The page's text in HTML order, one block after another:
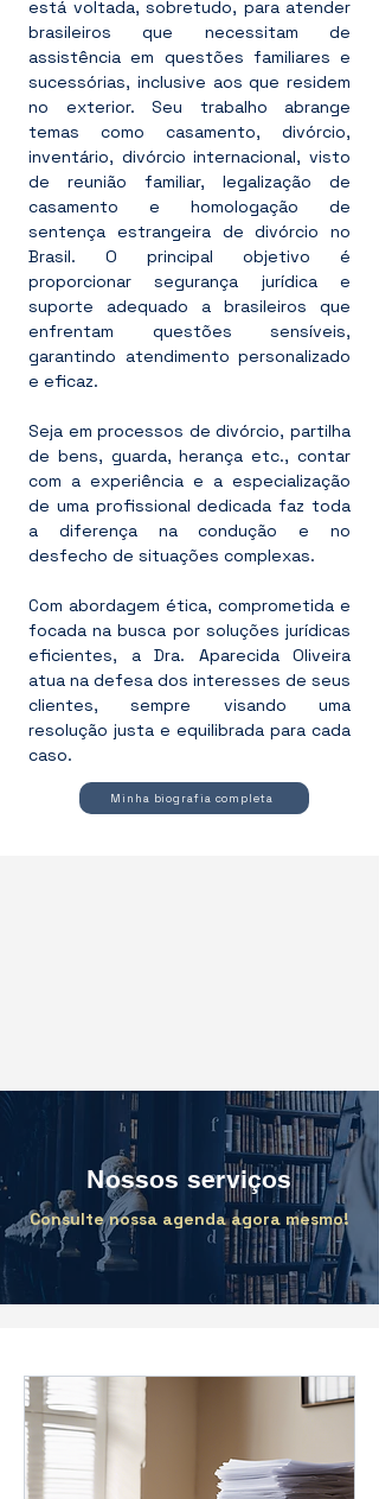
está voltada, sobretudo, para atender
brasileiros que necessitam de
assistência em questões familiares e
sucessórias, inclusive aos que residem
no exterior. Seu trabalho abrange
temas como casamento, divórcio,
inventário, divórcio internacional, visto
de reunião familiar, legalização de
casamento e homologação de
sentença estrangeira de divórcio no
Brasil. O principal objetivo é
proporcionar segurança jurídica e
suporte adequado a brasileiros que
enfrentam questões sensíveis,
garantindo atendimento personalizado
e eficaz.
Seja em processos de divórcio, partilha
de bens, guarda, herança etc., contar
com a experiência e a especialização
de uma profissional dedicada faz toda
a diferença na condução e no
desfecho de situações complexas.
Com abordagem ética, comprometida e
focada na busca por soluções jurídicas
eficientes, a Dra. Aparecida Oliveira
atua na defesa dos interesses de seus
clientes, sempre visando uma
resolução justa e equilibrada para cada
caso.
Minha biografia completa
Nossos serviços
Consulte nossa agenda agora mesmo!